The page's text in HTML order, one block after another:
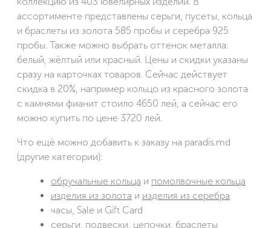
ассортименте представлены серьги, пусеты, кольца
и браслеты из золота 585 пробы и серебра 925
пробы. Также можно выбрать оттенок металла:
белый, жёлтый или красный. Цены и скидки указаны
сразу на карточках товаров. Сейчас действует
скидка в 20%, например кольцо из красного золота
с камнями фианит стоило 4650 лей, а сейчас его
можно купить по цене 3720 лей.
Что ещё можно добавить к заказу на paradis.md
(другие категории):
обручальные кольца и помолвочные кольца
изделия из золота и изделия из серебра
часы, Sale и Gift Card
серьги, подвески, цепочки, браслеты